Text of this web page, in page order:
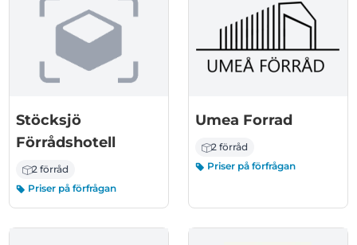
Stöcksjö
Förrådshotell
2 förråd
Priser på förfrågan
Umea Forrad
2 förråd
Priser på förfrågan